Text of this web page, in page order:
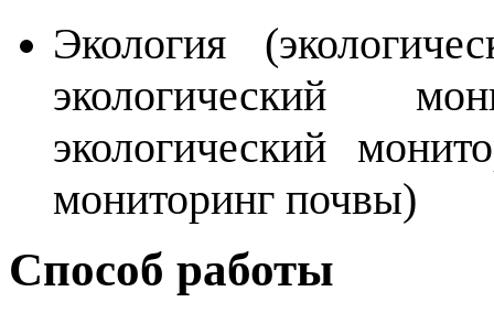
Экология
экологический
экологический
мониторинг почвы)
Способ работы